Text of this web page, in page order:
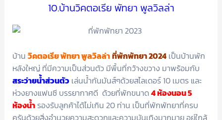
10.บ้านวิคตอเรีย พัทยา พูลวิลล่า
บ้าน วิคตอเรีย พัทยา พูลวิลล่าที่พักพัทยา 2024เป็นบ้านพัก
หลังใหญ่ ที่มีความเป็นส่วนตัว มีพื้นที่กว้างขวาง มาพร้อมกับ
สระว่ายน้ำส่วนตัวเล่นน้ำกันมันส์ๆด้วยสไลเดอร์ 10 เมตร และ
ห่วงยางแฟนซี บรรยากาศดี ด้วยที่พักขนาด 4 ห้องนอน 5
ห้องน้ำรองรับลูกค้าได้ไม่เกิน 20 ท่าน เป็นที่พักพัทยาที่ครบ
ครันด้วยสิ่งอำนวยความสะดวกและความบันเทิงมากมาย อยู่ใกล้